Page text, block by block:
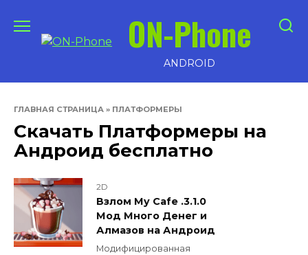
содержанию
ON-Phone
ANDROID
ГЛАВНАЯ СТРАНИЦА » ПЛАТФОРМЕРЫ
Скачать Платформеры на
Андроид бесплатно
2D
Взлом My Cafe .3.1.0
Мод Много Денег и
Алмазов на Андроид
Модифицированная